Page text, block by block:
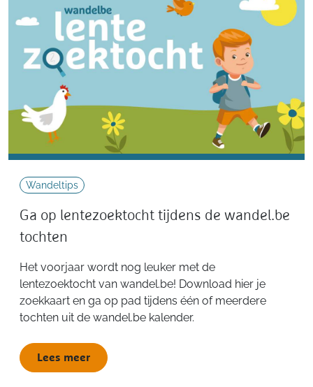
Wandeltips
Ga op lentezoektocht tijdens de wandel.be
tochten
Het voorjaar wordt nog leuker met de
lentezoektocht van wandel.be! Download hier je
zoekkaart en ga op pad tijdens één of meerdere
tochten uit de wandel.be kalender.
Lees meer